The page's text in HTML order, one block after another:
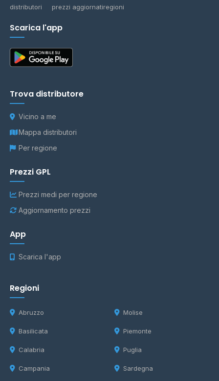
distributori prezzi aggiornatiregioni
Scarica l'app
Trova distributore
Vicino a me
Mappa distributori
Per regione
Prezzi GPL
Prezzi medi per regione
Aggiornamento prezzi
App
Scarica l'app
Regioni
Abruzzo
Basilicata
Calabria
Campania
Molise
Piemonte
Puglia
Sardegna